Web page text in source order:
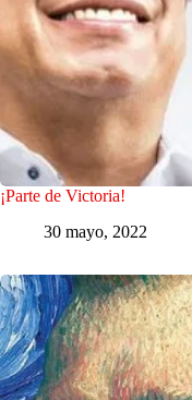
¡Parte de Victoria!
30 mayo, 2022